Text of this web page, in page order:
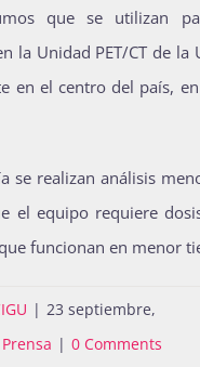
que se utilizan
la Unidad PET/CT de la
en el centro del país,
se realizan análisis
el equipo requiere
funcionan en menor
| 23 septiembre,
Prensa | 0 Comments